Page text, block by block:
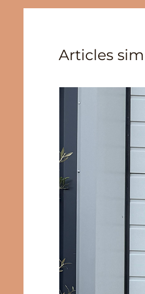
Articles